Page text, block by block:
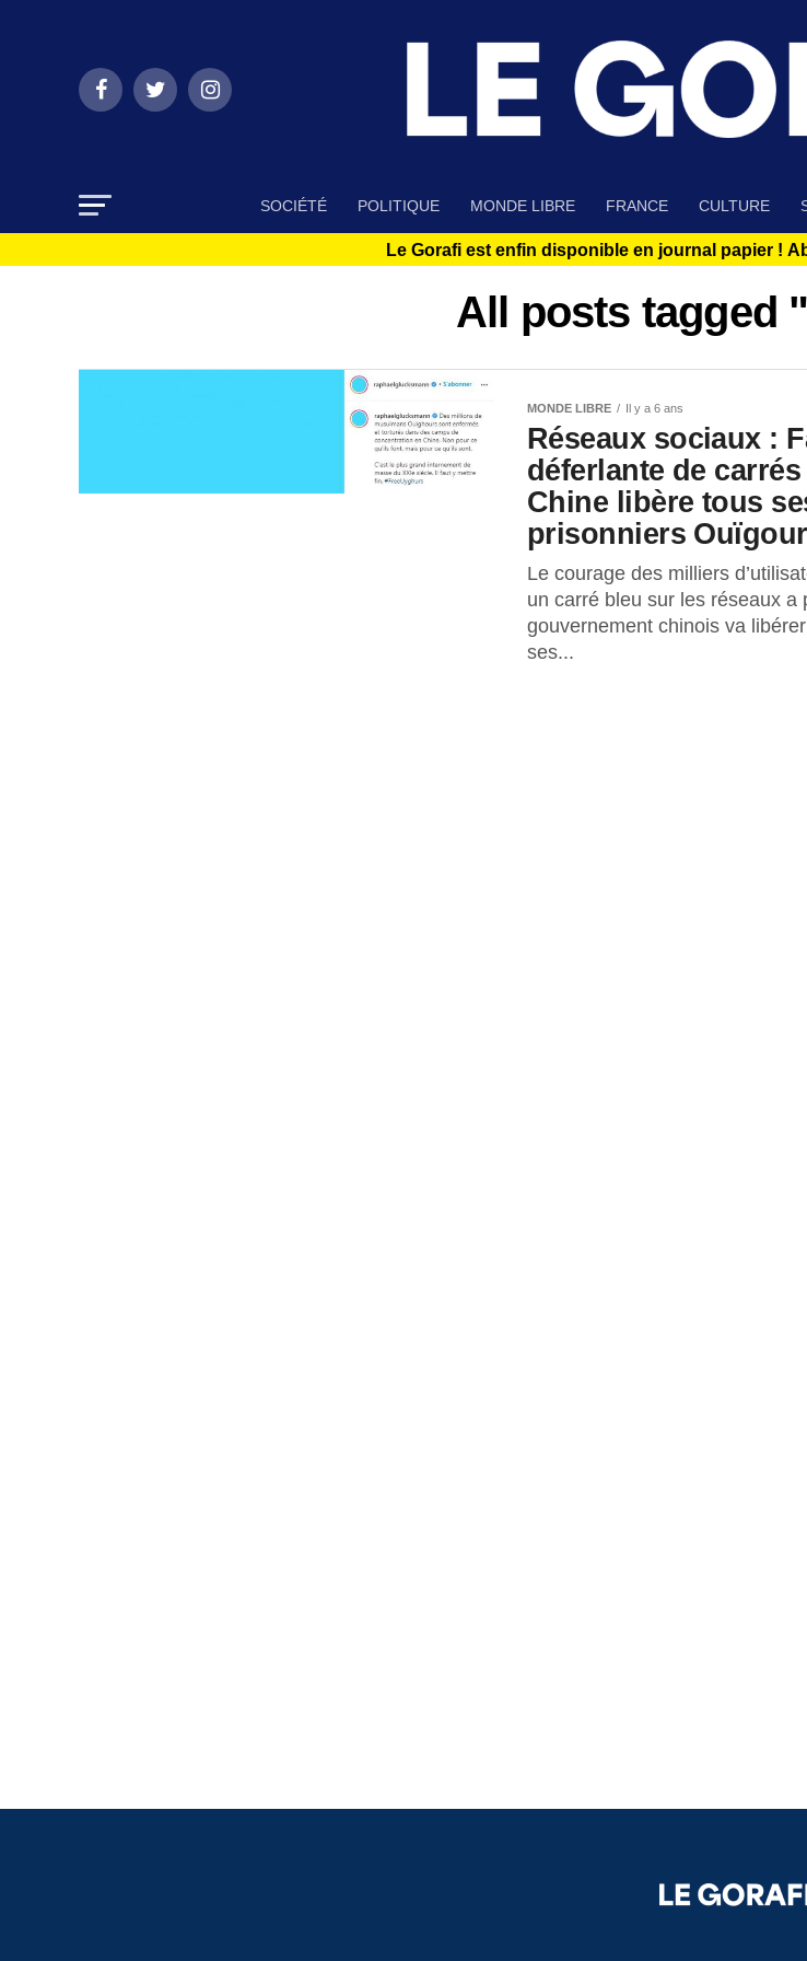
SOCIÉTÉ POLITIQUE MONDE LIBRE FRANCE CULTURE
Le Gorafi est enfin disponible en journal papier !
All posts tagged
MONDE LIBRE Il y a 6 ans
Réseaux sociaux :
déferlante de
Chine libère tous
prisonniers
Le courage des milliers
un carré bleu sur les réseaux a
gouvernement chinois va
ses...